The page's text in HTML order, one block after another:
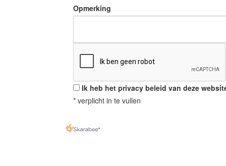
Opmerking
Ik heb het privacy beleid van deze
* verplicht in te vullen